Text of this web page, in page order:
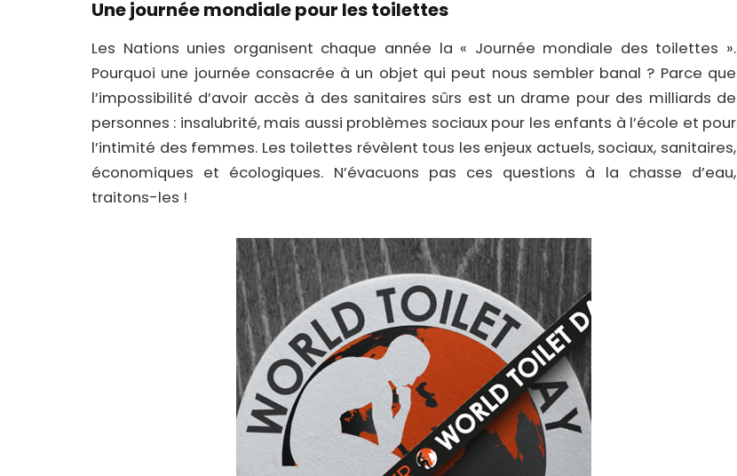
Une journée mondiale pour les toilettes
Les Nations unies organisent chaque année la « Journée mondiale des toilettes ».
Pourquoi une journée consacrée à un objet qui peut nous sembler banal ? Parce que
l’impossibilité d’avoir accès à des sanitaires sûrs est un drame pour des milliards de
personnes : insalubrité, mais aussi problèmes sociaux pour les enfants à l’école et pour
l’intimité des femmes. Les toilettes révèlent tous les enjeux actuels, sociaux, sanitaires,
économiques et écologiques. N’évacuons pas ces questions à la chasse d’eau,
traitons-les !